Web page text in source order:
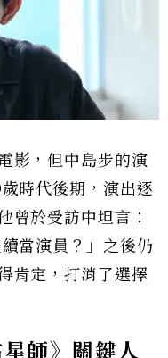
影，但中島步的演
時代後期，演出逐
曾於受訪中坦言：
當演員？」之後仍
肯定，打消了選擇
師》關鍵人